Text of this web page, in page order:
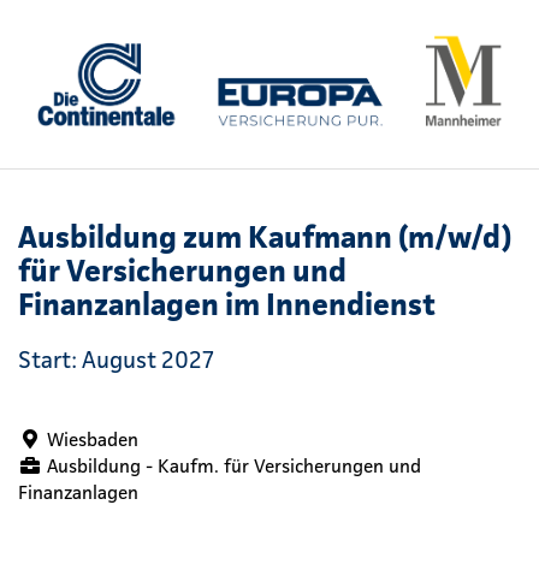
Ausbildung zum Kaufmann (m/w/d)
für Versicherungen und
Finanzanlagen im Innendienst
Start: August 2027
Wiesbaden
Ausbildung - Kaufm. für Versicherungen und
Finanzanlagen